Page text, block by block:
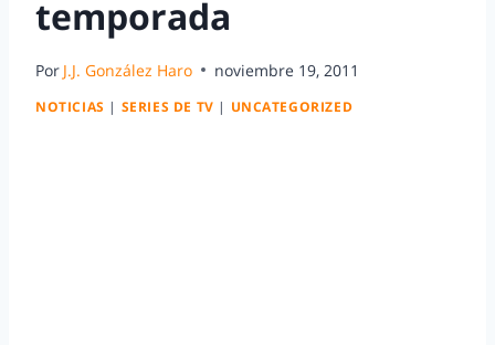
temporada
Por J.J. González Haro noviembre 19, 2011
NOTICIAS | SERIES DE TV | UNCATEGORIZED